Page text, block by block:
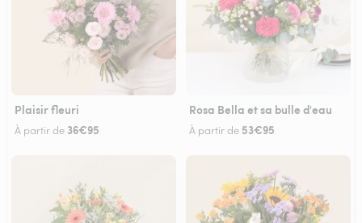
Plaisir fleuri
À partir de 36€95
Rosa Bella et sa bulle d'eau
À partir de 53€95